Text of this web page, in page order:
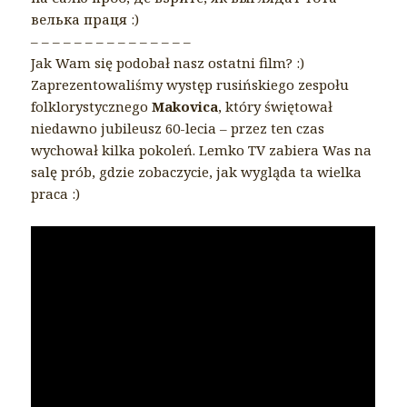
велька праця :)
– – – – – – – – – – – – – – –
Jak Wam się podobał nasz ostatni film? :)
Zaprezentowaliśmy występ rusińskiego zespołu
folklorystycznegoMakovica, który świętował
niedawno jubileusz 60-lecia – przez ten czas
wychował kilka pokoleń. Lemko TV zabiera Was na
salę prób, gdzie zobaczycie, jak wygląda ta wielka
praca :)